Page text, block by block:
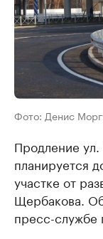
Фото: Денис
Продление
планируется
участке от
Щербакова.
пресс-службе